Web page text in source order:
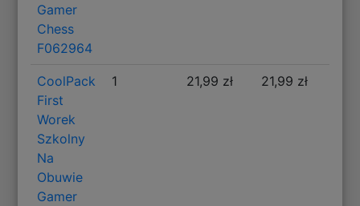
Gamer
Chess
F062964
CoolPack
First
Worek
Szkolny
Na
Obuwie
Gamer
1 21,99 zł 21,99 zł